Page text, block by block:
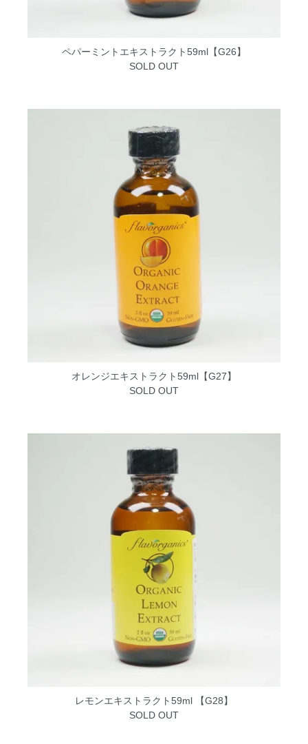
ペパーミントエキストラクト59ml【G26】
SOLD OUT
オレンジエキストラクト59ml【G27】
SOLD OUT
レモンエキストラクト59ml 【G28】
SOLD OUT